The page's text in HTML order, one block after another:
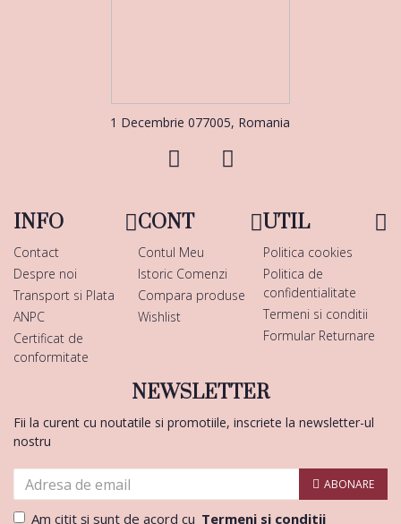
1 Decembrie 077005, Romania
INFO
Contact
Despre noi
Transport si Plata
ANPC
Certificat de
conformitate
CONT
Contul Meu
Istoric Comenzi
Compara produse
Wishlist
UTIL
Politica cookies
Politica de
confidentialitate
Termeni si conditii
Formular Returnare
NEWSLETTER
Fii la curent cu noutatile si promotiile, inscriete la newsletter-ul
nostru
ABONARE
Am citit şi sunt de acord cu Termeni si conditii